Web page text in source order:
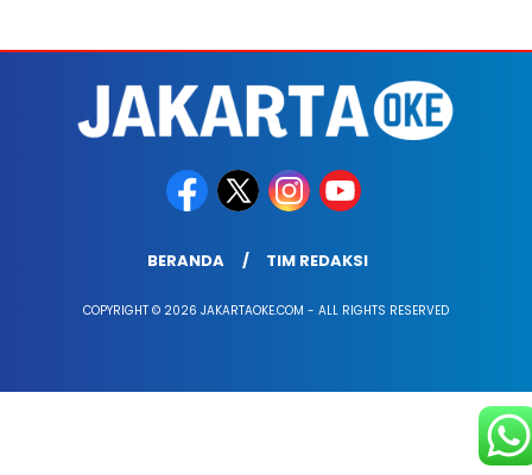
BERANDA TIM REDAKSI
COPYRIGHT © 2026 JAKARTAOKE.COM - ALL RIGHTS RESERVED